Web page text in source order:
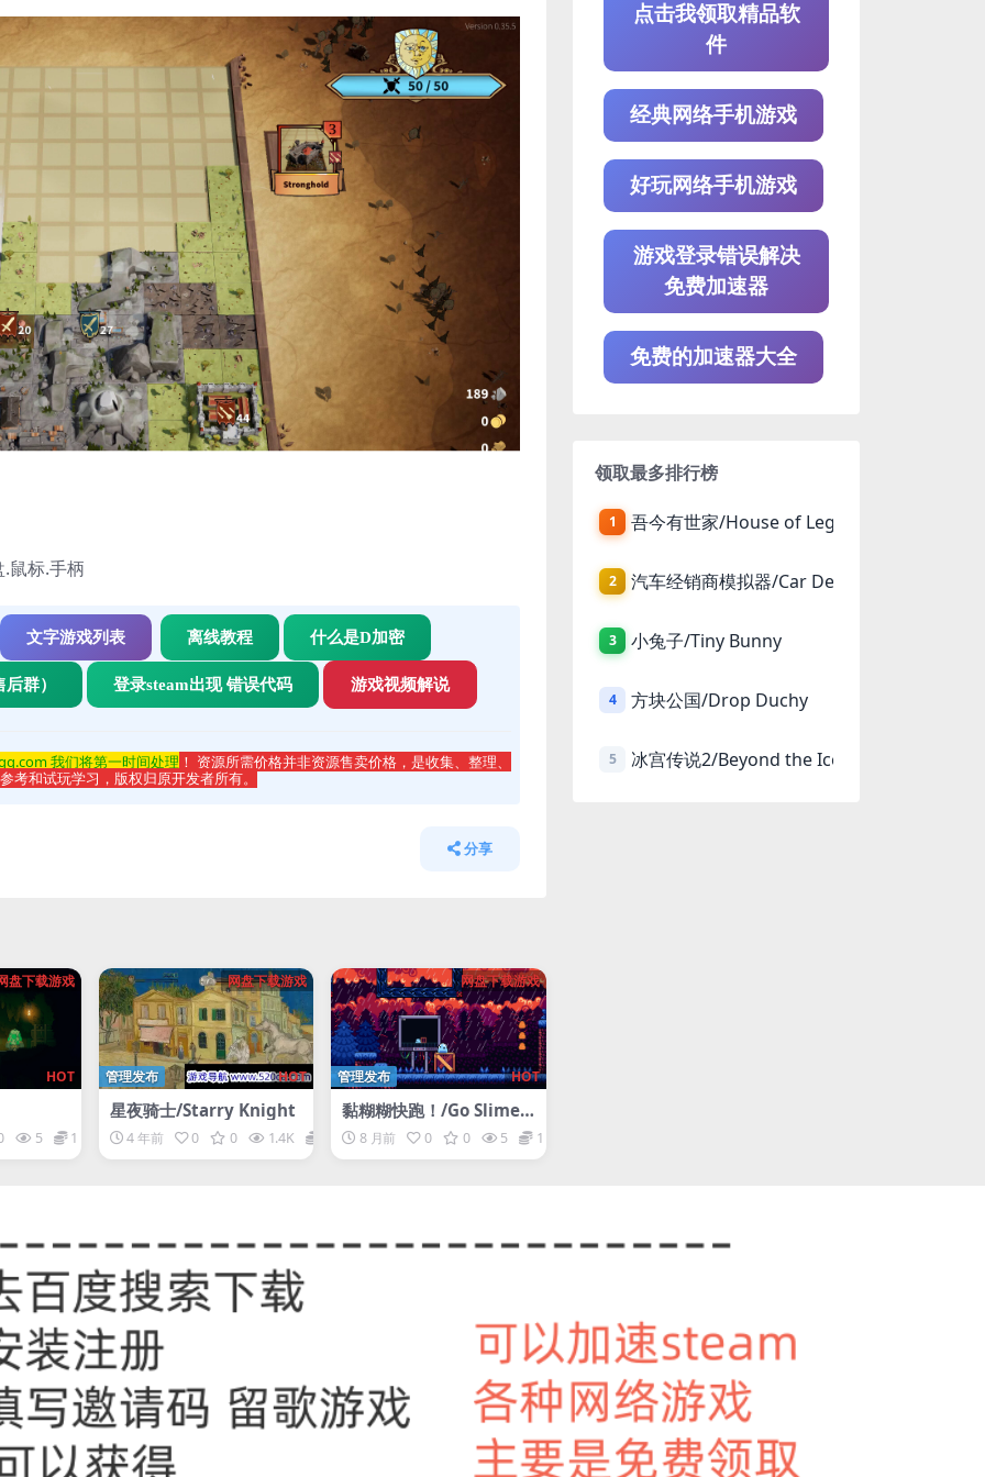
鼠标.手柄
文字游戏列表 离线教程 什么是D加密
群） 登录steam出现 错误代码 游戏视频解说
我们将第一时间处理 ！ 资源所需价格并非资源售卖价格，是收集、整理、
和试玩学习，版权归原开发者所有。
分享
盘下载游戏
HOT
5 1
网盘下载游戏
HOT
管理发布
星夜骑士/Starry Knight
4 年前 0 0 1.4K
网盘下载游戏
HOT
管理发布
黏糊糊快跑！/Go Slimey
Go!8 月前 0 0 5 1
点击我领取精品软
件
经典网络手机游戏
好玩网络手机游戏
游戏登录错误解决
免费加速器
免费的加速器大全
领取最多排行榜
1 吾今有世家/House of Legacy
2 汽车经销商模拟器/Car Dealer Simulator
3 小兔子/Tiny Bunny
4 方块公国/Drop Duchy
5 冰宫传说2/Beyond the Ice Palace 2